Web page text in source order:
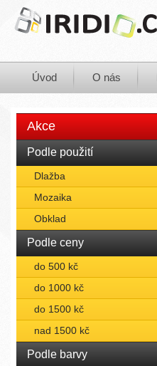
Úvod O nás
Akce
Podle použití
Dlažba
Mozaika
Obklad
Podle ceny
do 500 kč
do 1000 kč
do 1500 kč
nad 1500 kč
Podle barvy